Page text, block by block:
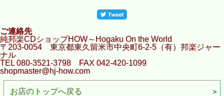
ご連絡先
純邦楽CDショップHOW～Hogaku On the World
〒203-0054 東京都東久留米市中央町6-2-5（有）邦楽ジャー
ナル
TEL 080-3521-3798 FAX 042-420-1099
shopmaster@hj-how.com
お店のトップへ戻る